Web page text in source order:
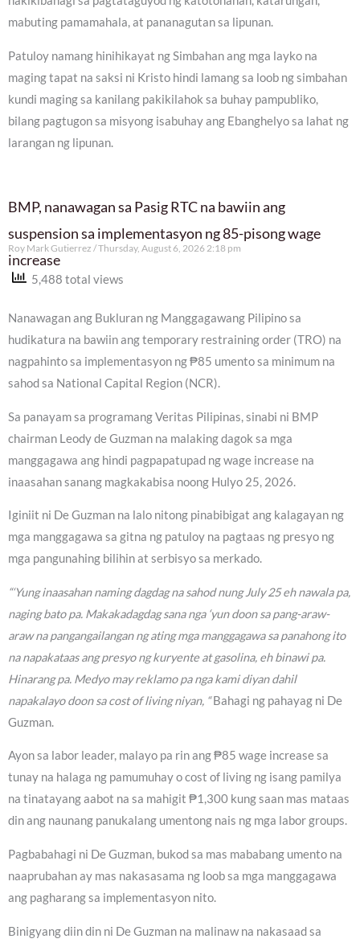
mabuting pamamahala, at pananagutan sa lipunan.
Patuloy namang hinihikayat ng Simbahan ang mga layko na
maging tapat na saksi ni Kristo hindi lamang sa loob ng simbahan
kundi maging sa kanilang pakikilahok sa buhay pampubliko,
bilang pagtugon sa misyong isabuhay ang Ebanghelyo sa lahat ng
larangan ng lipunan.
BMP, nanawagan sa Pasig RTC na bawiin ang
suspension sa implementasyon ng 85-pisong wage
increase
Roy Mark Gutierrez Thursday, August 6, 2026 2:18 pm
5,488 total views
Nanawagan ang Bukluran ng Manggagawang Pilipino sa
hudikatura na bawiin ang temporary restraining order (TRO) na
nagpahinto sa implementasyon ng ₱85 umento sa minimum na
sahod sa National Capital Region (NCR).
Sa panayam sa programang Veritas Pilipinas, sinabi ni BMP
chairman Leody de Guzman na malaking dagok sa mga
manggagawa ang hindi pagpapatupad ng wage increase na
inaasahan sanang magkakabisa noong Hulyo 25, 2026.
Iginiit ni De Guzman na lalo nitong pinabibigat ang kalagayan ng
mga manggagawa sa gitna ng patuloy na pagtaas ng presyo ng
mga pangunahing bilihin at serbisyo sa merkado.
“‘Yung inaasahan naming dagdag na sahod nung July 25 eh nawala pa,
naging bato pa. Makakadagdag sana nga ‘yun doon sa pang-araw-
araw na pangangailangan ng ating mga manggagawa sa panahong ito
na napakataas ang presyo ng kuryente at gasolina, eh binawi pa.
Hinarang pa. Medyo may reklamo pa nga kami diyan dahil
napakalayo doon sa cost of living niyan, “Bahagi ng pahayag ni De
Guzman.
Ayon sa labor leader, malayo pa rin ang ₱85 wage increase sa
tunay na halaga ng pamumuhay o cost of living ng isang pamilya
na tinatayang aabot na sa mahigit ₱1,300 kung saan mas mataas
din ang naunang panukalang umentong nais ng mga labor groups.
Pagbabahagi ni De Guzman, bukod sa mas mababang umento na
naaprubahan ay mas nakasasama ng loob sa mga manggagawa
ang pagharang sa implementasyon nito.
Binigyang diin din ni De Guzman na malinaw na nakasaad sa